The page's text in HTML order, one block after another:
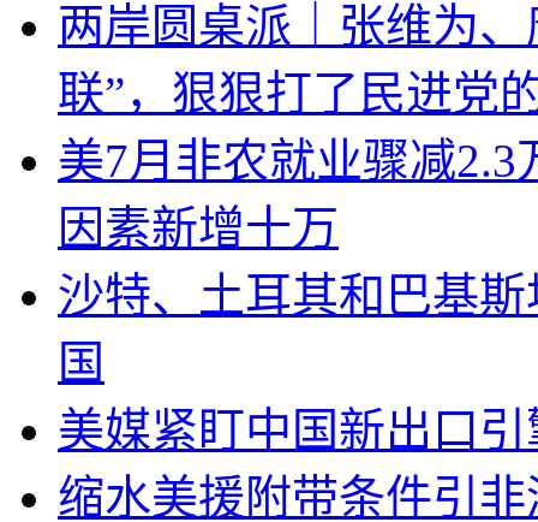
两岸圆桌派｜张维为
联”，狠狠打了民进党
美7月非农就业骤减
因素新增十万
沙特、土耳其和巴基
国
美媒紧盯中国新出口
缩水美援附带条件引